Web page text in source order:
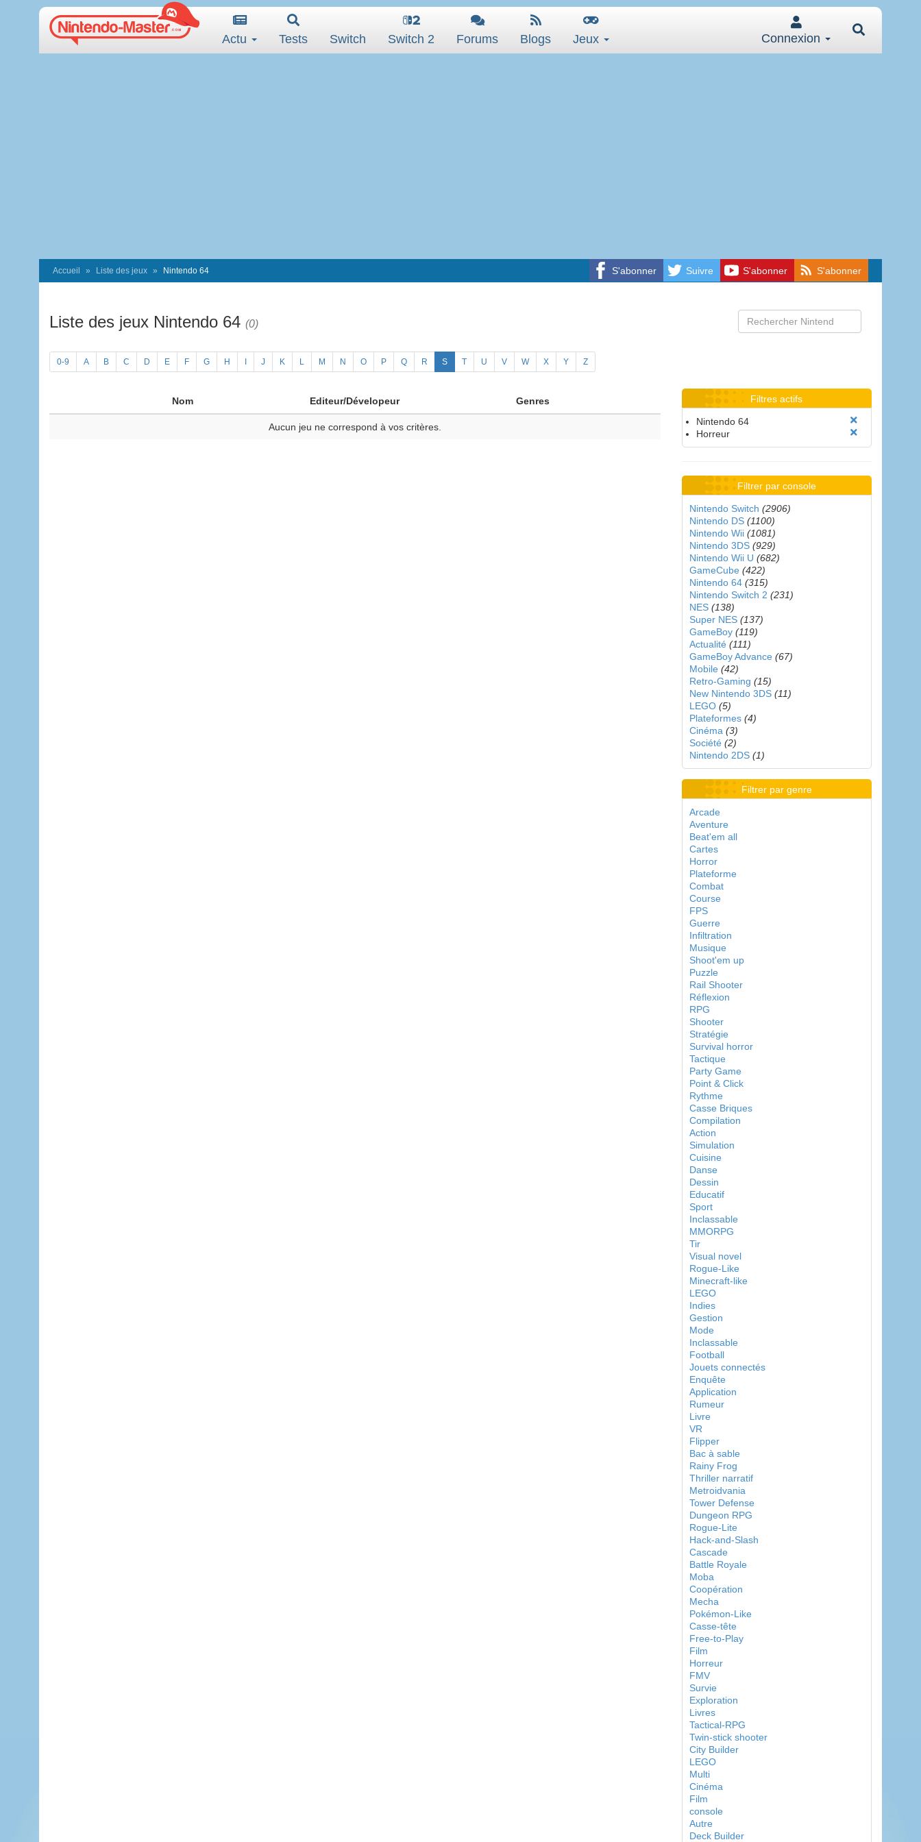
Actu Tests Switch Switch 2 Forums Blogs Jeux Connexion
S'abonner Suivre S'abonner S'abonner
Accueil Liste des jeux Nintendo 64
Liste des jeux Nintendo 64 (0)
0-9 A B C D E F G H J K L M N O P Q R S T U V W X Y Z
Nom Editeur/Dévelopeur Genres
Aucun jeu ne correspond à vos critères.
Filtres actifs
Nintendo 64
Horreur
Filtrer par console
Nintendo Switch (2906)
Nintendo DS (1100)
Nintendo Wii (1081)
Nintendo 3DS (929)
Nintendo Wii U (682)
GameCube (422)
Nintendo 64 (315)
Nintendo Switch 2 (231)
NES (138)
Super NES (137)
GameBoy (119)
Actualité (111)
GameBoy Advance (67)
Mobile (42)
Retro-Gaming (15)
New Nintendo 3DS (11)
LEGO (5)
Plateformes (4)
Cinéma (3)
Société (2)
Nintendo 2DS (1)
Filtrer par genre
Arcade
Aventure
Beat'em all
Cartes
Horror
Plateforme
Combat
Course
FPS
Guerre
Infiltration
Musique
Shoot'em up
Puzzle
Rail Shooter
Réflexion
RPG
Shooter
Stratégie
Survival horror
Tactique
Party Game
Point & Click
Rythme
Casse Briques
Compilation
Action
Simulation
Cuisine
Danse
Dessin
Educatif
Sport
Inclassable
MMORPG
Tir
Visual novel
Rogue-Like
Minecraft-like
LEGO
Indies
Gestion
Mode
Inclassable
Football
Jouets connectés
Enquête
Application
Rumeur
Livre
VR
Flipper
Bac à sable
Rainy Frog
Thriller narratif
Metroidvania
Tower Defense
Dungeon RPG
Rogue-Lite
Hack-and-Slash
Cascade
Battle Royale
Moba
Coopération
Mecha
Pokémon-Like
Casse-tête
Free-to-Play
Film
Horreur
FMV
Survie
Exploration
Livres
Tactical-RPG
Twin-stick shooter
City Builder
LEGO
Multi
Cinéma
Film
console
Autre
Deck Builder